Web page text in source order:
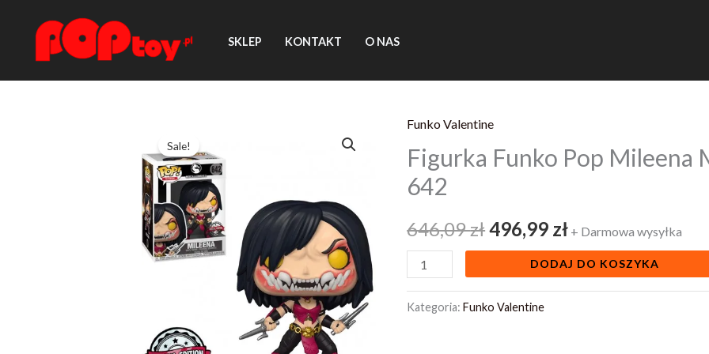
SKLEP KONTAKT O NAS
Sale!
Funko Valentine
Figurka Funko Pop Mileena
642
646,09zł
Pierwotna
cena
646,09 zł.
496,99 zł
cena
496,99 zł.
+ Darmowa wysyłka
ilość
Figurka
Funko
Pop
Mileena
Mortal
Kombat
SE
642
DODAJ DO KOSZYKA
Kategoria:Funko Valentine